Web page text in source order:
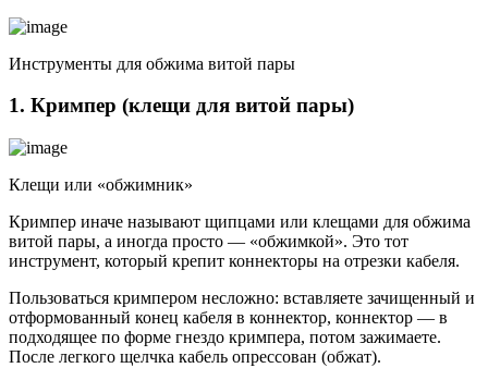
Инструменты для обжима витой пары
1. Кримпер (клещи для витой пары)
Клещи или «обжимник»
Кримпер иначе называют щипцами или клещами для обжима
витой пары, а иногда просто — «обжимкой». Это тот
инструмент, который крепит коннекторы на отрезки кабеля.
Пользоваться кримпером несложно: вставляете зачищенный и
отформованный конец кабеля в коннектор, коннектор — в
подходящее по форме гнездо кримпера, потом зажимаете.
После легкого щелчка кабель опрессован (обжат).